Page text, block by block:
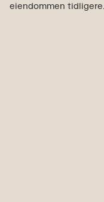
eiendommen tidligere.